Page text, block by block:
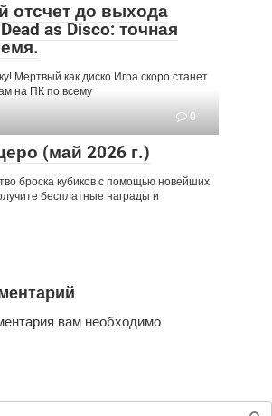
отсчет до выхода
as Disco: точная
Мертвый как диско Игра скоро станет
на ПК по всему
0
(май 2026 г.)
броска кубиков с помощью новейших
бесплатные награды и
вам необходимо